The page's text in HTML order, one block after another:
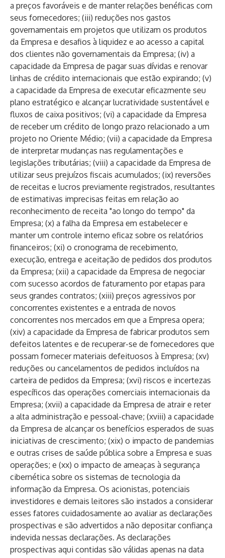
a preços favoráveis e de manter relações benéficas com
seus fornecedores; (iii) reduções nos gastos
governamentais em projetos que utilizam os produtos
da Empresa e desafios à liquidez e ao acesso a capital
dos clientes não governamentais da Empresa; (iv) a
capacidade da Empresa de pagar suas dívidas e renovar
linhas de crédito internacionais que estão expirando; (v)
a capacidade da Empresa de executar eficazmente seu
plano estratégico e alcançar lucratividade sustentável e
fluxos de caixa positivos; (vi) a capacidade da Empresa
de receber um crédito de longo prazo relacionado a um
projeto no Oriente Médio; (vii) a capacidade da Empresa
de interpretar mudanças nas regulamentações e
legislações tributárias; (viii) a capacidade da Empresa de
utilizar seus prejuízos fiscais acumulados; (ix) reversões
de receitas e lucros previamente registrados, resultantes
de estimativas imprecisas feitas em relação ao
reconhecimento de receita "ao longo do tempo" da
Empresa; (x) a falha da Empresa em estabelecer e
manter um controle interno eficaz sobre os relatórios
financeiros; (xi) o cronograma de recebimento,
execução, entrega e aceitação de pedidos dos produtos
da Empresa; (xii) a capacidade da Empresa de negociar
com sucesso acordos de faturamento por etapas para
seus grandes contratos; (xiii) preços agressivos por
concorrentes existentes e a entrada de novos
concorrentes nos mercados em que a Empresa opera;
(xiv) a capacidade da Empresa de fabricar produtos sem
defeitos latentes e de recuperar-se de fornecedores que
possam fornecer materiais defeituosos à Empresa; (xv)
reduções ou cancelamentos de pedidos incluídos na
carteira de pedidos da Empresa; (xvi) riscos e incertezas
específicos das operações comerciais internacionais da
Empresa; (xvii) a capacidade da Empresa de atrair e reter
a alta administração e pessoal-chave; (xviii) a capacidade
da Empresa de alcançar os benefícios esperados de suas
iniciativas de crescimento; (xix) o impacto de pandemias
e outras crises de saúde pública sobre a Empresa e suas
operações; e (xx) o impacto de ameaças à segurança
cibernética sobre os sistemas de tecnologia da
informação da Empresa. Os acionistas, potenciais
investidores e demais leitores são instados a considerar
esses fatores cuidadosamente ao avaliar as declarações
prospectivas e são advertidos a não depositar confiança
indevida nessas declarações. As declarações
prospectivas aqui contidas são válidas apenas na data